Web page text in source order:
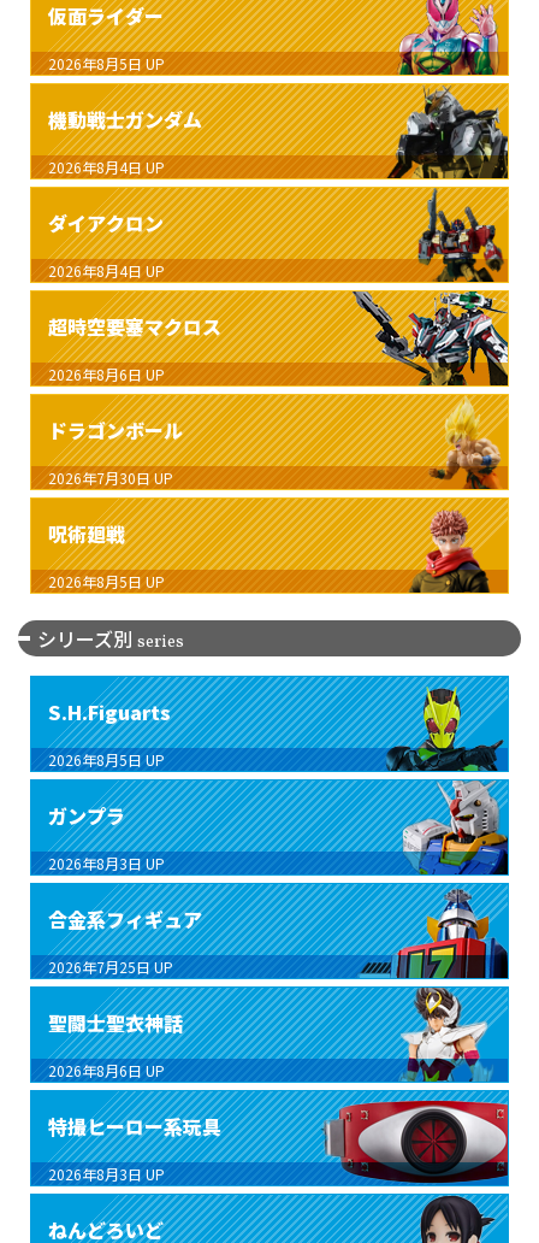
仮面ライダー
2026年8月5日 UP
機動戦士ガンダム
2026年8月4日 UP
ダイアクロン
2026年8月4日 UP
超時空要塞マクロス
2026年8月6日 UP
ドラゴンボール
2026年7月30日 UP
呪術廻戦
2026年8月5日 UP
シリーズ別 series
S.H.Figuarts
2026年8月5日 UP
ガンプラ
2026年8月3日 UP
合金系フィギュア
2026年7月25日 UP
聖闘士聖衣神話
2026年8月6日 UP
特撮ヒーロー系玩具
2026年8月3日 UP
ねんどろいど